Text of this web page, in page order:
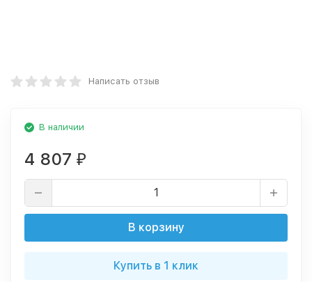
Написать отзыв
В наличии
4 807 ₽
В корзину
Купить в 1 клик